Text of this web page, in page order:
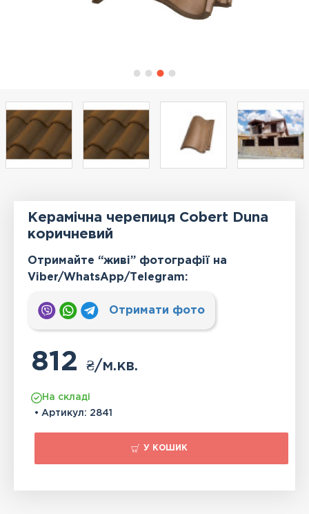
Керамічна черепиця Cobert Duna
коричневий
Отримайте “живі” фотографії на
Viber/WhatsApp/Тelegram:
Отримати фото
812₴/м.кв.
На складі
• Артикул: 2841
У КОШИК